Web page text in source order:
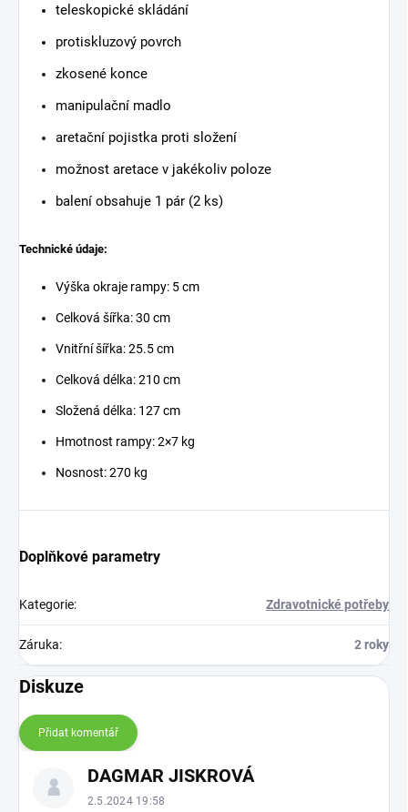
teleskopické skládání
protiskluzový povrch
zkosené konce
manipulační madlo
aretační pojistka proti složení
možnost aretace v jakékoliv poloze
balení obsahuje 1 pár (2 ks)
Technické údaje:
Výška okraje rampy: 5 cm
Celková šířka: 30 cm
Vnitřní šířka: 25.5 cm
Celková délka: 210 cm
Složená délka: 127 cm
Hmotnost rampy: 2×7 kg
Nosnost: 270 kg
Doplňkové parametry
Kategorie: Zdravotnické potřeby
Záruka: 2 roky
Diskuze
Přidat komentář
DAGMAR JISKROVÁ
2.5.2024 19:58